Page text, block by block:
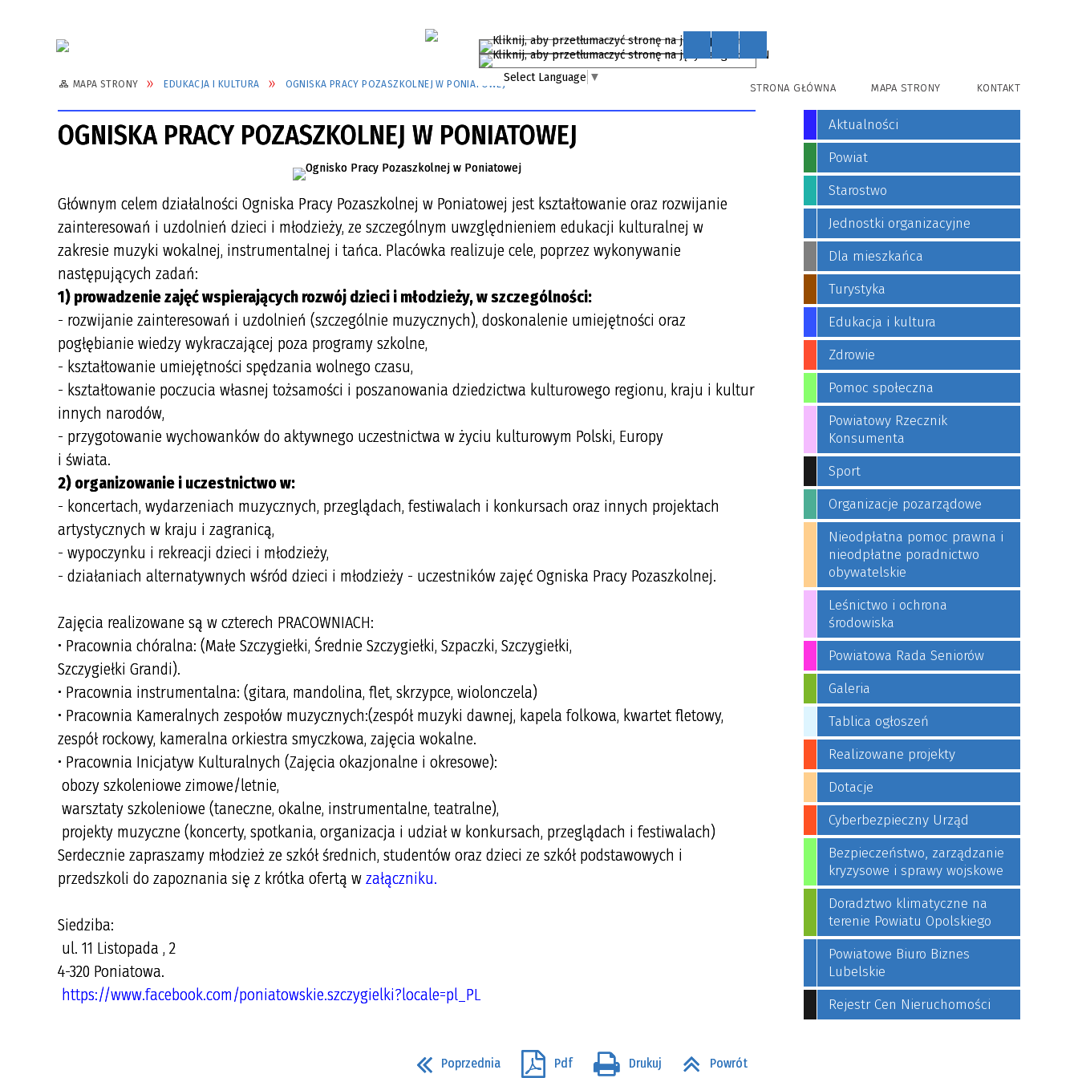
EN
Select Language ▼
STRONA GŁÓWNA MAPA STRONY KONTAKT
MAPA STRONY EDUKACJA I KULTURA OGNISKA PRACY POZASZKOLNEJ W PONIATOWEJ
OGNISKA PRACY POZASZKOLNEJ W PONIATOWEJ
Głównym celem działalności Ogniska Pracy Pozaszkolnej w Poniatowej jest kształtowanie oraz rozwijanie
zainteresowań i uzdolnień dzieci i młodzieży, ze szczególnym uwzględnieniem edukacji kulturalnej w
zakresie muzyki wokalnej, instrumentalnej i tańca. Placówka realizuje cele, poprzez wykonywanie
następujących zadań:
1) prowadzenie zajęć wspierających rozwój dzieci i młodzieży, w szczególności:
- rozwijanie zainteresowań i uzdolnień (szczególnie muzycznych), doskonalenie umiejętności oraz
pogłębianie wiedzy wykraczającej poza programy szkolne,
- kształtowanie umiejętności spędzania wolnego czasu,
- kształtowanie poczucia własnej tożsamości i poszanowania dziedzictwa kulturowego regionu, kraju i kultur
innych narodów,
- przygotowanie wychowanków do aktywnego uczestnictwa w życiu kulturowym Polski, Europy
i świata.
2) organizowanie i uczestnictwo w:
- koncertach, wydarzeniach muzycznych, przeglądach, festiwalach i konkursach oraz innych projektach
artystycznych w kraju i zagranicą,
- wypoczynku i rekreacji dzieci i młodzieży,
- działaniach alternatywnych wśród dzieci i młodzieży - uczestników zajęć Ogniska Pracy Pozaszkolnej.
Zajęcia realizowane są w czterech PRACOWNIACH:
• Pracownia chóralna: (Małe Szczygiełki, Średnie Szczygiełki, Szpaczki, Szczygiełki,
Szczygiełki Grandi).
• Pracownia instrumentalna: (gitara, mandolina, flet, skrzypce, wiolonczela)
• Pracownia Kameralnych zespołów muzycznych:(zespół muzyki dawnej, kapela folkowa, kwartet fletowy,
zespół rockowy, kameralna orkiestra smyczkowa, zajęcia wokalne.
• Pracownia Inicjatyw Kulturalnych (Zajęcia okazjonalne i okresowe):
­ obozy szkoleniowe zimowe/letnie,
­ warsztaty szkoleniowe (taneczne, okalne, instrumentalne, teatralne),
­ projekty muzyczne (koncerty, spotkania, organizacja i udział w konkursach, przeglądach i festiwalach)
Serdecznie zapraszamy młodzież ze szkół średnich, studentów oraz dzieci ze szkół podstawowych i
przedszkoli do zapoznania się z krótka ofertą w załączniku.
Siedziba:
ul. 11 Listopada , 2
4-320 Poniatowa.
https://www.facebook.com/poniatowskie.szczygielki?locale=pl_PL
Poprzednia Pdf Drukuj Powrót
Aktualności
Powiat
Starostwo
Jednostki organizacyjne
Dla mieszkańca
Turystyka
Edukacja i kultura
Zdrowie
Pomoc społeczna
Powiatowy Rzecznik
Konsumenta
Sport
Organizacje pozarządowe
Nieodpłatna pomoc prawna i
nieodpłatne poradnictwo
obywatelskie
Leśnictwo i ochrona
środowiska
Powiatowa Rada Seniorów
Galeria
Tablica ogłoszeń
Realizowane projekty
Dotacje
Cyberbezpieczny Urząd
Bezpieczeństwo, zarządzanie
kryzysowe i sprawy wojskowe
Doradztwo klimatyczne na
terenie Powiatu Opolskiego
Powiatowe Biuro Biznes
Lubelskie
Rejestr Cen Nieruchomości